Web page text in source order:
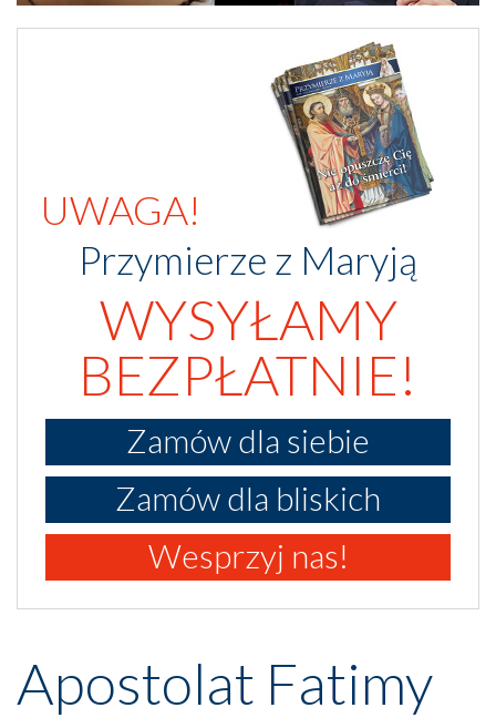
UWAGA!
Przymierze z Maryją
WYSYŁAMY
BEZPŁATNIE!
Zamów dla siebie
Zamów dla bliskich
Wesprzyj nas!
Apostolat Fatimy